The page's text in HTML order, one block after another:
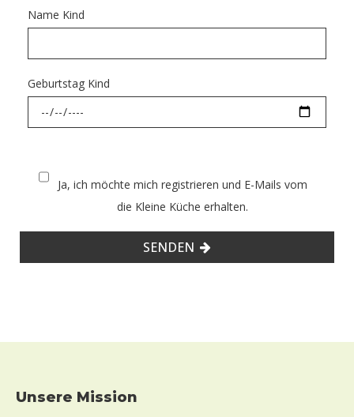
Name Kind
Geburtstag Kind
Ja, ich möchte mich registrieren und E-Mails vom
die Kleine Küche erhalten.
SENDEN
Footer
Unsere Mission